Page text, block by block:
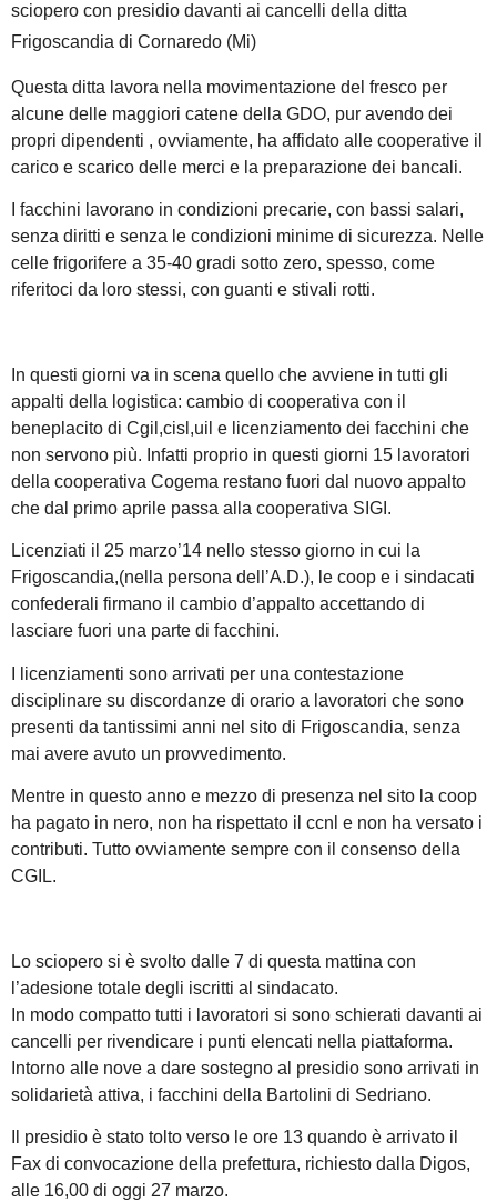
sciopero con presidio davanti ai cancelli della ditta
Frigoscandia di Cornaredo (Mi)
Questa ditta lavora nella movimentazione del fresco per
alcune delle maggiori catene della GDO, pur avendo dei
propri dipendenti , ovviamente, ha affidato alle cooperative il
carico e scarico delle merci e la preparazione dei bancali.
I facchini lavorano in condizioni precarie, con bassi salari,
senza diritti e senza le condizioni minime di sicurezza. Nelle
celle frigorifere a 35-40 gradi sotto zero, spesso, come
riferitoci da loro stessi, con guanti e stivali rotti.
In questi giorni va in scena quello che avviene in tutti gli
appalti della logistica: cambio di cooperativa con il
beneplacito di Cgil,cisl,uil e licenziamento dei facchini che
non servono più. Infatti proprio in questi giorni 15 lavoratori
della cooperativa Cogema restano fuori dal nuovo appalto
che dal primo aprile passa alla cooperativa SIGI.
Licenziati il 25 marzo’14 nello stesso giorno in cui la
Frigoscandia,(nella persona dell’A.D.), le coop e i sindacati
confederali firmano il cambio d’appalto accettando di
lasciare fuori una parte di facchini.
I licenziamenti sono arrivati per una contestazione
disciplinare su discordanze di orario a lavoratori che sono
presenti da tantissimi anni nel sito di Frigoscandia, senza
mai avere avuto un provvedimento.
Mentre in questo anno e mezzo di presenza nel sito la coop
ha pagato in nero, non ha rispettato il ccnl e non ha versato i
contributi. Tutto ovviamente sempre con il consenso della
CGIL.
Lo sciopero si è svolto dalle 7 di questa mattina con
l’adesione totale degli iscritti al sindacato.
In modo compatto tutti i lavoratori si sono schierati davanti ai
cancelli per rivendicare i punti elencati nella piattaforma.
Intorno alle nove a dare sostegno al presidio sono arrivati in
solidarietà attiva, i facchini della Bartolini di Sedriano.
Il presidio è stato tolto verso le ore 13 quando è arrivato il
Fax di convocazione della prefettura, richiesto dalla Digos,
alle 16,00 di oggi 27 marzo.